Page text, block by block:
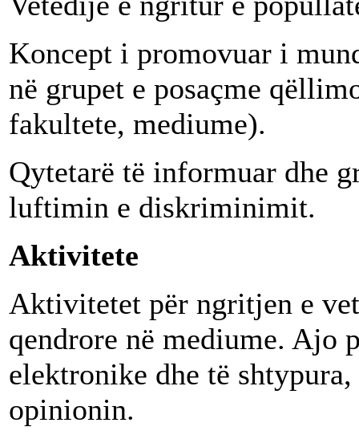
Koncept i promovuar i
në grupet e posaçme
fakultete, mediume).
Qytetarë të informuar dhe
luftimin e diskriminimit.
Aktivitete
Aktivitetet për ngritjen e
qendrore në mediume. Ajo
elektronike dhe të
opinionin.